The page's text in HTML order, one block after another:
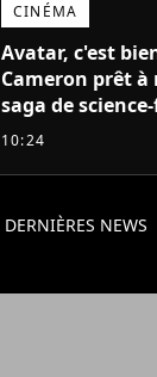
CINÉMA
Avatar, c'est
Cameron prêt à
saga de
milliards de
10:24
DERNIÈRES NEWS